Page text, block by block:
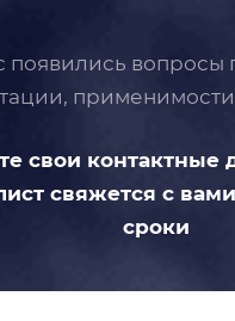
появились вопросы
применимости
свои контактные
свяжется с вами
сроки